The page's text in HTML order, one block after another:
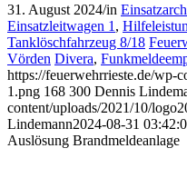
31. August 2024/in
Einsatzleitwagen 1 ,
Tanklöschfahrzeug 8/18
Vörden Divera,
https://feuerwehrrieste.de/wp-
1.png 168 300 Dennis
content/uploads/2021/10/
Lindemann2024-08-31
Auslösung Brandmeldeanlage